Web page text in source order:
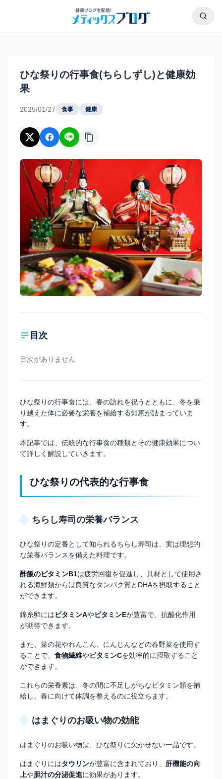
検索
ひな祭りの行事食(ちらしずし)と健康効
果
2025/01/27 食事 健康
目次
目次がありません
ひな祭りの行事食には、春の訪れを祝うとともに、冬を乗
り越えた体に必要な栄養を補給する知恵が詰まっていま
す。
本記事では、伝統的な行事食の種類とその健康効果につい
て詳しく解説していきます。
ひな祭りの代表的な行事食
ちらし寿司の栄養バランス
ひな祭りの定番として知られるちらし寿司は、実は理想的
な栄養バランスを備えた料理です。
酢飯のビタミンB1は疲労回復を促進し、具材として使用さ
れる海鮮類からは良質なタンパク質とDHAを摂取すること
ができます。
錦糸卵にはビタミンAやビタミンEが豊富で、抗酸化作用
が期待できます。
また、菜の花やれんこん、にんじんなどの春野菜を使用す
ることで、 食物繊維やビタミンCを効率的に摂取すること
ができます。
これらの栄養素は、冬の間に不足しがちなビタミン類を補
給し、春に向けて体調を整えるのに役立ちます。
はまぐりのお吸い物の効能
はまぐりのお吸い物は、ひな祭りに欠かせない一品です。
はまぐりにはタウリンが豊富に含まれており、 肝機能の向
上や胆汁の分泌促進に効果があります。